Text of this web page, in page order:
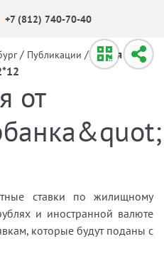
+7 (812) 740-70-40
/ Публикации / Новая
от
ставки по жилищному
и иностранной валюте
которые будут поданы с